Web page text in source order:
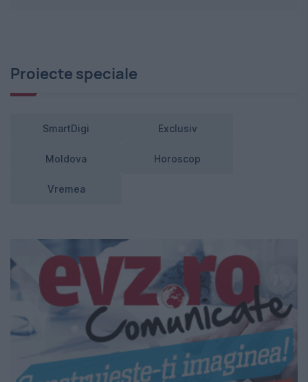
Proiecte speciale
SmartDigi Exclusiv
Moldova Horoscop
Vremea